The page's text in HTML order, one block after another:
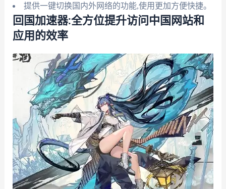
提供一键切换国内外网络的功能,使用更加方便快捷。
回国加速器:全方位提升访问中国网站和
应用的效率